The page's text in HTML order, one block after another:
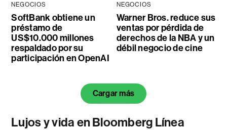
NEGOCIOS
SoftBank obtiene un
préstamo de
US$10.000 millones
respaldado por su
participación en OpenAI
NEGOCIOS
Warner Bros. reduce sus
ventas por pérdida de
derechos de la NBA y un
débil negocio de cine
Cargar más
Lujos y vida en Bloomberg Línea